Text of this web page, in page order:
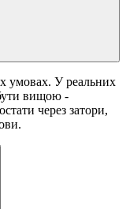
умовах. У реальних
вищою -
через затори,